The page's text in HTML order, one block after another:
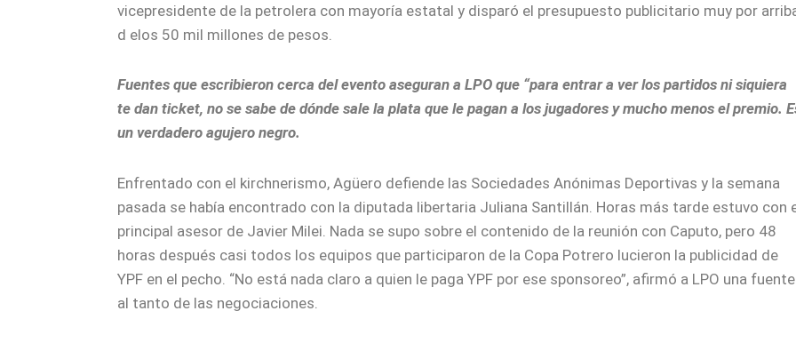
vicepresidente de la petrolera con mayoría estatal y disparó el presupuesto publicitario muy por
d elos 50 mil millones de pesos.
Fuentes que escribieron cerca del evento aseguran a LPO que “para entrar a ver los partidos ni siquiera
te dan ticket, no se sabe de dónde sale la plata que le pagan a los jugadores y mucho menos el premio.
un verdadero agujero negro.
Enfrentado con el kirchnerismo, Agüero defiende las Sociedades Anónimas Deportivas y la semana
pasada se había encontrado con la diputada libertaria Juliana Santillán. Horas más tarde estuvo con
principal asesor de Javier Milei. Nada se supo sobre el contenido de la reunión con Caputo, pero 48
horas después casi todos los equipos que participaron de la Copa Potrero lucieron la publicidad de
YPF en el pecho. “No está nada claro a quien le paga YPF por ese sponsoreo”, afirmó a LPO una fuente
al tanto de las negociaciones.